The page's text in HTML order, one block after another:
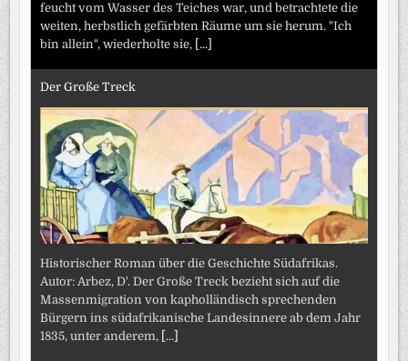
feucht vom Wasser des Teiches war, und betrachtete die
weiten, herbstlich gefärbten Räume um sie herum. "Ich
bin allein", wiederholte sie, [...]
Der Große Treck
Historischer Roman über die Geschichte Südafrikas.
Autor: Arbez, D'. Der Große Treck bezieht sich auf die
Massenmigration von kapholländisch sprechenden
Bürgern ins südafrikanische Landesinnere ab dem Jahr
1835, unter anderem, [...]